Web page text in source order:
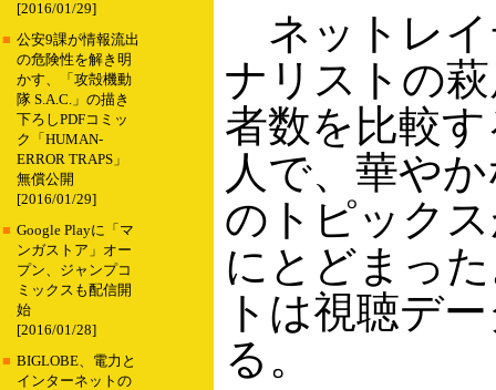
[2016/01/29]
■ 公安9課が情報流出
の危険性を解き明
かす、「攻殻機動
隊 S.A.C.」の描き
下ろしPDFコミッ
ク「HUMAN-
ERROR TRAPS」
無償公開
[2016/01/29]
■ Google Playに「マ
ンガストア」オー
プン、ジャンプコ
ミックスも配信開
始
[2016/01/28]
■ BIGLOBE、電力と
インターネットの
ネットレイ
ナリストの
者数を比較
人で、華や
のトピック
にとどまっ
トは視聴デ
る。